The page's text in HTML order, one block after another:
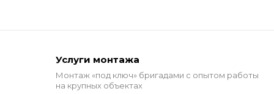
Услуги монтажа
Монтаж «под ключ» бригадами с опытом работы
на крупных объектах